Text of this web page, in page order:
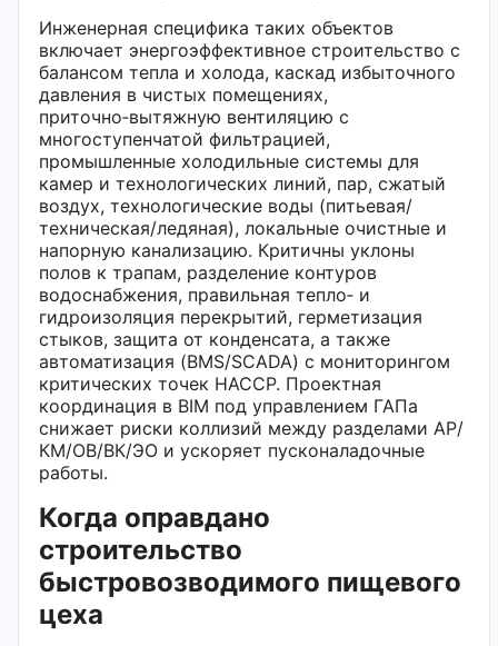
Инженерная специфика таких объектов
включает энергоэффективное строительство с
балансом тепла и холода, каскад избыточного
давления в чистых помещениях,
приточно‑вытяжную вентиляцию с
многоступенчатой фильтрацией,
промышленные холодильные системы для
камер и технологических линий, пар, сжатый
воздух, технологические воды (питьевая/
техническая/ледяная), локальные очистные и
напорную канализацию. Критичны уклоны
полов к трапам, разделение контуров
водоснабжения, правильная тепло‑ и
гидроизоляция перекрытий, герметизация
стыков, защита от конденсата, а также
автоматизация (BMS/SCADA) с мониторингом
критических точек HACCP. Проектная
координация в BIM под управлением ГАПа
снижает риски коллизий между разделами АР/
КМ/ОВ/ВК/ЭО и ускоряет пусконаладочные
работы.
Когда оправдано
строительство
быстровозводимого пищевого
цеха